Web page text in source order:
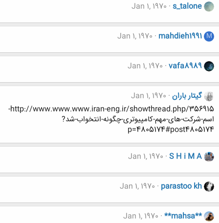
s_talone
Jan 1, 1970
M
mahdieh1991
Jan 1, 1970
vafa8989
Jan 1, 1970
گیتار باران Jan 1, 1970
http://www.www.www.iran-eng.ir/showthread.php/356915-
اسم-شرکت-های-مهم-کامپیوتری-چگونه-انتخواب-شد?
p=4805174#post4805174
S H i M A
Jan 1, 1970
parastoo kh
Jan 1, 1970
**mahsa**
Jan 1, 1970